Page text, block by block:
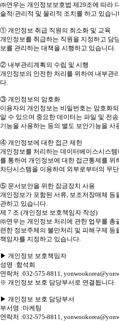
㈜연우는 개인정보보호법 제29조에 따라
술적/관리적 및 물리적 조치를 하고 있습니
① 개인정보 취급 직원의 최소화 및 교육
개인정보를 취급하는 직원을 지정하고 담
보를 관리하는 대책을 시행하고 있습니다.
② 내부관리계획의 수립 및 시행
개인정보의 안전한 처리를 위하여 내부관
다.
③ 개인정보의 암호화
이용자의 개인정보는 비밀번호는 암호화
알 수 있으며 중요한 데이터는 파일 및 전
기능을 사용하는 등의 별도 보안기능을 사
④ 개인정보에 대한 접근 제한
개인정보를 처리하는 데이터베이스시스
를 통하여 개인정보에 대한 접근통제를 위
차단시스템을 이용하여 외부로부터의 무
⑤ 문서보안을 위한 잠금장치 사용
개인정보가 포함된 서류, 보조저장매체 등
관하고 있습니다.
제 7 조 (개인정보 보호책임자 작성)
㈜연우는 개인정보 처리에 관한 업무를
련한 정보주체의 불만처리 및 피해구제 등
책임자를 지정하고 있습니다.
▶ 개인정보 보호책임자
성명 :함석희
연락처 :032-575-8811,
※ 개인정보 보호 담당부서로 연결됩니다.
▶ 개인정보 보호 담당부서
부서명 :마케팅
연락처 :032-575-8811,